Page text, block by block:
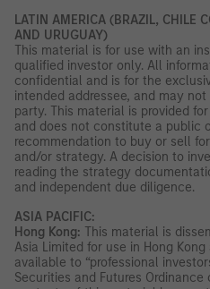
LATIN AMERICA (BRAZIL, CHILE
AND URUGUAY)
This material is for use with an
qualified investor only. All
confidential and is for the
intended addressee, and may
party. This material is provided
and does not constitute a public
recommendation to buy or sell
and/or strategy. A decision to
reading the strategy
and independent due diligence.
ASIA PACIFIC:
Hong Kong: This material is
Asia Limited for use in Hong
available to “professional
Securities and Futures Ordinance